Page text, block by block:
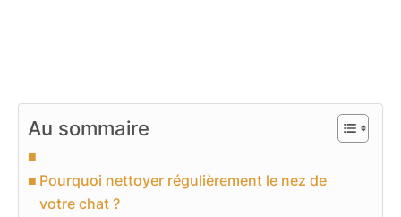
Au sommaire
Pourquoi nettoyer régulièrement le nez de
votre chat ?